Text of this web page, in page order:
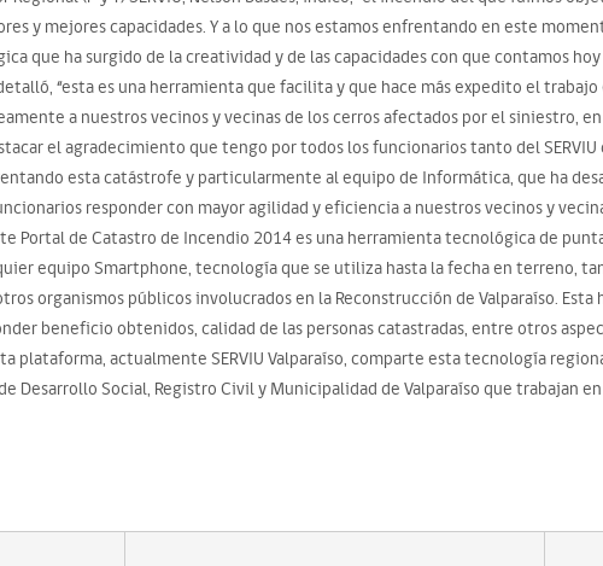
y mejores capacidades. Y a lo que nos estamos enfrentando en este
que ha surgido de la creatividad y de las capacidades con que contamos
“esta es una herramienta que facilita y que hace más expedito el
a nuestros vecinos y vecinas de los cerros afectados por el siniestro,
el agradecimiento que tengo por todos los funcionarios tanto del
esta catástrofe y particularmente al equipo de Informática, que ha
responder con mayor agilidad y eficiencia a nuestros vecinos y
Portal de Catastro de Incendio 2014 es una herramienta tecnológica de
equipo Smartphone, tecnología que se utiliza hasta la fecha en terreno,
organismos públicos involucrados en la Reconstrucción de Valparaíso.
beneficio obtenidos, calidad de las personas catastradas, entre otros
plataforma, actualmente SERVIU Valparaíso, comparte esta tecnología
Desarrollo Social, Registro Civil y Municipalidad de Valparaíso que trabajan